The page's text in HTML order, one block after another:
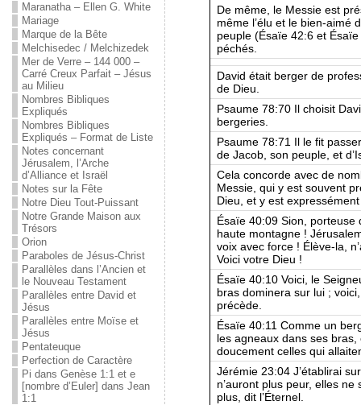
Maranatha – Ellen G. White
Mariage
Marque de la Bête
Melchisedec / Melchizedek
Mer de Verre – 144 000 –
Carré Creux Parfait – Jésus
au Milieu
Nombres Bibliques
Expliqués
Nombres Bibliques
Expliqués – Format de Liste
Notes concernant
Jérusalem, l’Arche
d’Alliance et Israël
Notes sur la Fête
Notre Dieu Tout-Puissant
Notre Grande Maison aux
Trésors
Orion
Paraboles de Jésus-Christ
Parallèles dans l’Ancien et
le Nouveau Testament
Parallèles entre David et
Jésus
Parallèles entre Moïse et
Jésus
Pentateuque
Perfection de Caractère
Pi dans Genèse 1:1 et e
[nombre d’Euler] dans Jean
1:1
De même, le Messie est
même l’élu et le bien-aimé
peuple (Ésaïe 42:6 et
péchés.
David était berger de
de Dieu.
Psaume 78:70 Il choisit
bergeries.
Psaume 78:71 Il le fit
de Jacob, son peuple, et
Cela concorde avec de
Messie, qui y est souvent
Dieu, et y est
Ésaïe 40:09 Sion,
haute montagne !
voix avec force ! Élève-la,
Voici votre Dieu !
Ésaïe 40:10 Voici, le
bras dominera sur lui ;
précède.
Ésaïe 40:11 Comme un
les agneaux dans ses
doucement celles qui
Jérémie 23:04 J’établirai
n’auront plus peur, elles
plus, dit l’Éternel.